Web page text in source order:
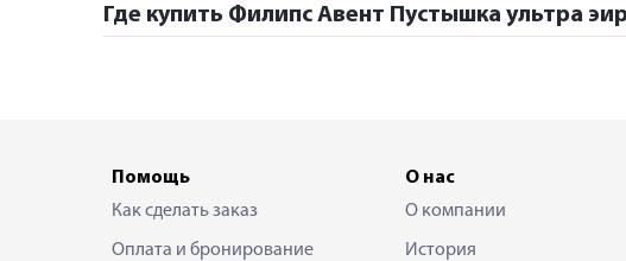
Где купить Филипс Авент Пустышка ультра
Помощь
Как сделать заказ
Оплата и бронирование
О нас
О компании
История